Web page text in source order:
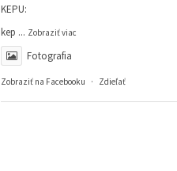
KEPU:
kep ... Zobraziť viac
Fotografia
Zobraziť na Facebooku · Zdieľať